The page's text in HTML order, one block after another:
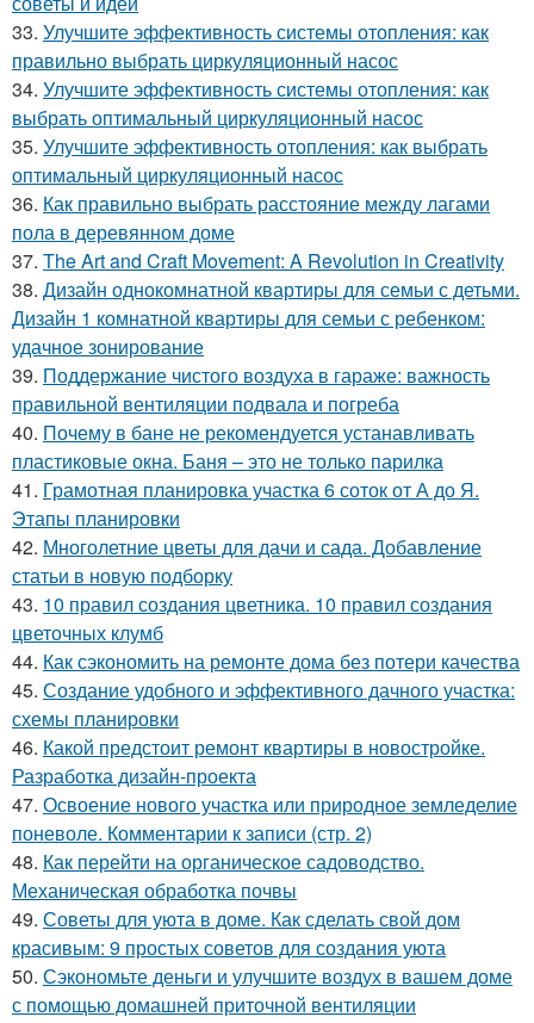
33. Улучшите эффективность системы отопления: как
правильно выбрать циркуляционный насос
34. Улучшите эффективность системы отопления: как
выбрать оптимальный циркуляционный насос
35. Улучшите эффективность отопления: как выбрать
оптимальный циркуляционный насос
36. Как правильно выбрать расстояние между лагами
пола в деревянном доме
37. The Art and Craft Movement: A Revolution in Creativity
38. Дизайн однокомнатной квартиры для семьи с детьми.
Дизайн 1 комнатной квартиры для семьи с ребенком:
удачное зонирование
39. Поддержание чистого воздуха в гараже: важность
правильной вентиляции подвала и погреба
40. Почему в бане не рекомендуется устанавливать
пластиковые окна. Баня – это не только парилка
41. Грамотная планировка участка 6 соток от А до Я.
Этапы планировки
42. Многолетние цветы для дачи и сада. Добавление
статьи в новую подборку
43. 10 правил создания цветника. 10 правил создания
цветочных клумб
44. Как сэкономить на ремонте дома без потери качества
45. Создание удобного и эффективного дачного участка:
схемы планировки
46. Какой предстоит ремонт квартиры в новостройке.
Разработка дизайн-проекта
47. Освоение нового участка или природное земледелие
поневоле. Комментарии к записи (стр. 2)
48. Как перейти на органическое садоводство.
Механическая обработка почвы
49. Советы для уюта в доме. Как сделать свой дом
красивым: 9 простых советов для создания уюта
50. Сэкономьте деньги и улучшите воздух в вашем доме
с помощью домашней приточной вентиляции